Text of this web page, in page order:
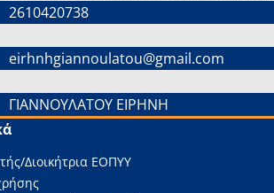
2610420738
eirhnhgiannoulatou@gmail.com
ΓΙΑΝΝΟΥΛΑΤΟΥ ΕΙΡΗΝΗ
Διοικήτρια ΕΟΠΥΥ